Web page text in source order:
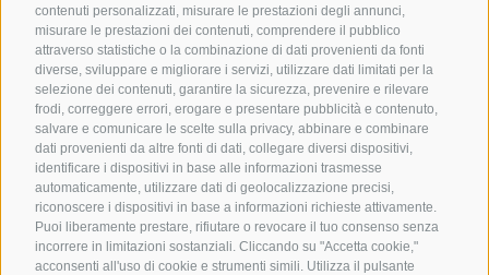
contenuti personalizzati, misurare le prestazioni degli annunci,
misurare le prestazioni dei contenuti, comprendere il pubblico
attraverso statistiche o la combinazione di dati provenienti da fonti
diverse, sviluppare e migliorare i servizi, utilizzare dati limitati per la
selezione dei contenuti, garantire la sicurezza, prevenire e rilevare
frodi, correggere errori, erogare e presentare pubblicità e contenuto,
salvare e comunicare le scelte sulla privacy, abbinare e combinare
dati provenienti da altre fonti di dati, collegare diversi dispositivi,
identificare i dispositivi in base alle informazioni trasmesse
automaticamente, utilizzare dati di geolocalizzazione precisi,
riconoscere i dispositivi in base a informazioni richieste attivamente.
Puoi liberamente prestare, rifiutare o revocare il tuo consenso senza
incorrere in limitazioni sostanziali. Cliccando su "Accetta cookie,"
acconsenti all'uso di cookie e strumenti simili. Utilizza il pulsante